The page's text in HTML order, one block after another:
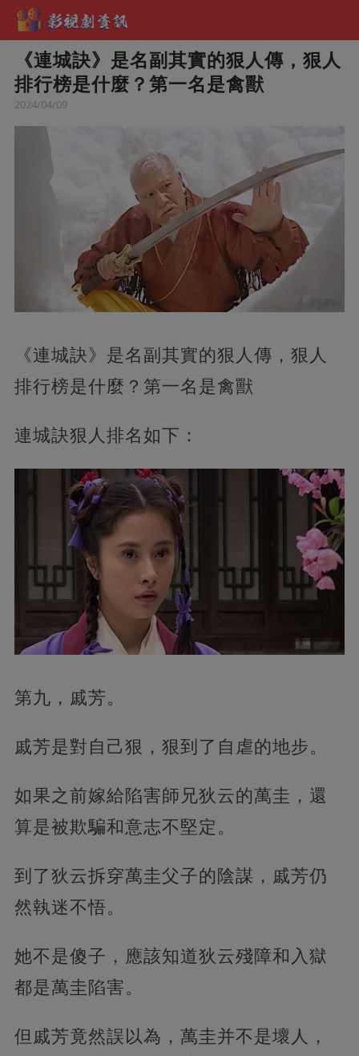
《連城訣》是名副其實的狠人傳，狠人
排行榜是什麼？第一名是禽獸
2024/04/09
《連城訣》是名副其實的狠人傳，狠人
排行榜是什麼？第一名是禽獸
連城訣狠人排名如下：
第九，戚芳。
戚芳是對自己狠，狠到了自虐的地步。
如果之前嫁給陷害師兄狄云的萬圭，還
算是被欺騙和意志不堅定。
到了狄云拆穿萬圭父子的陰謀，戚芳仍
然執迷不悟。
她不是傻子，應該知道狄云殘障和入獄
都是萬圭陷害。
但戚芳竟然誤以為，萬圭并不是壞人，